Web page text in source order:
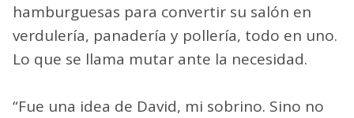
hamburguesas para convertir su salón en
verdulería, panadería y pollería, todo en uno.
Lo que se llama mutar ante la necesidad.
“Fue una idea de David, mi sobrino. Sino no